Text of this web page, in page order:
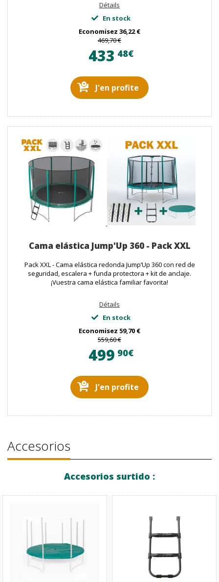
Détails
En stock
Economisez 36,22 €
469,70 €
433 48€
J'en profite
Cama elástica Jump'Up 360 - Pack XXL
Pack XXL - Cama elástica redonda Jump’Up 360 con red de
seguridad, escalera + funda protectora + kit de anclaje.
¡Vuestra cama elástica familiar favorita!
Détails
En stock
Economisez 59,70 €
559,60 €
499 90€
J'en profite
Accesorios
Accesorios surtido :